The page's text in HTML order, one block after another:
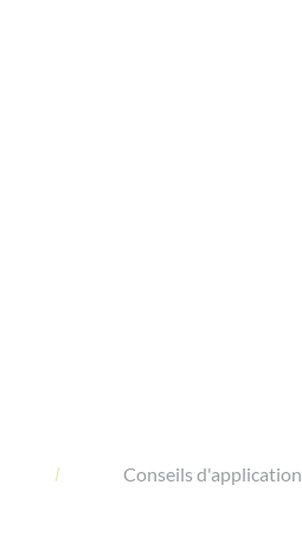
Conseils d'application